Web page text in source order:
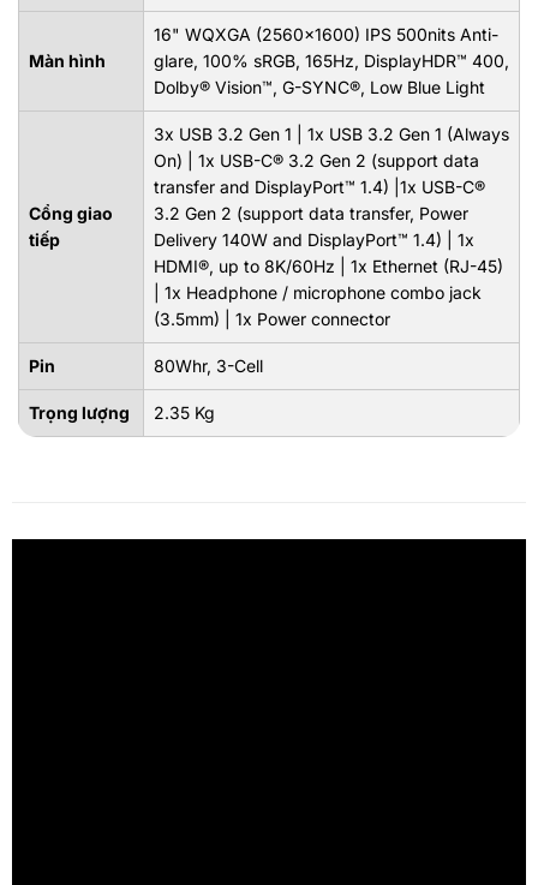
Màn hình
16" WQXGA (2560×1600) IPS 500nits Anti-
glare, 100% sRGB, 165Hz, DisplayHDR™ 400,
Dolby® Vision™, G-SYNC®, Low Blue Light
Cổng giao
tiếp
3x USB 3.2 Gen 1 | 1x USB 3.2 Gen 1 (Always
On) | 1x USB-C® 3.2 Gen 2 (support data
transfer and DisplayPort™ 1.4) |1x USB-C®
3.2 Gen 2 (support data transfer, Power
Delivery 140W and DisplayPort™ 1.4) | 1x
HDMI®, up to 8K/60Hz | 1x Ethernet (RJ-45)
| 1x Headphone / microphone combo jack
(3.5mm) | 1x Power connector
Pin 80Whr, 3-Cell
Trọng lượng 2.35 Kg